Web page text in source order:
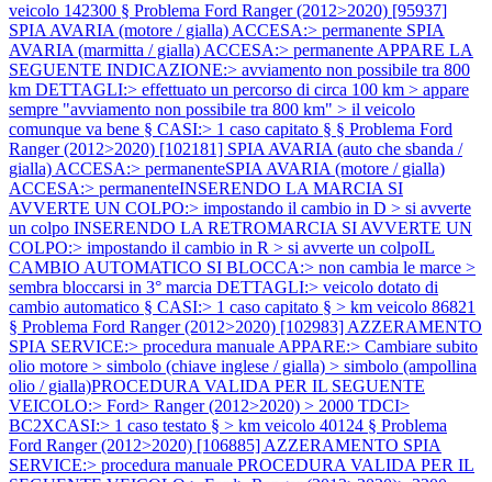
veicolo 142300 § Problema Ford Ranger (2012>2020) [95937]
SPIA AVARIA (motore / gialla) ACCESA:> permanente SPIA
AVARIA (marmitta / gialla) ACCESA:> permanente APPARE LA
SEGUENTE INDICAZIONE:> avviamento non possibile tra 800
km DETTAGLI:> effettuato un percorso di circa 100 km > appare
sempre "avviamento non possibile tra 800 km" > il veicolo
comunque va bene § CASI:> 1 caso capitato § § Problema Ford
Ranger (2012>2020) [102181] SPIA AVARIA (auto che sbanda /
gialla) ACCESA:> permanenteSPIA AVARIA (motore / gialla)
ACCESA:> permanenteINSERENDO LA MARCIA SI
AVVERTE UN COLPO:> impostando il cambio in D > si avverte
un colpo INSERENDO LA RETROMARCIA SI AVVERTE UN
COLPO:> impostando il cambio in R > si avverte un colpoIL
CAMBIO AUTOMATICO SI BLOCCA:> non cambia le marce >
sembra bloccarsi in 3° marcia DETTAGLI:> veicolo dotato di
cambio automatico § CASI:> 1 caso capitato § > km veicolo 86821
§ Problema Ford Ranger (2012>2020) [102983] AZZERAMENTO
SPIA SERVICE:> procedura manuale APPARE:> Cambiare subito
olio motore > simbolo (chiave inglese / gialla) > simbolo (ampollina
olio / gialla)PROCEDURA VALIDA PER IL SEGUENTE
VEICOLO:> Ford> Ranger (2012>2020) > 2000 TDCI>
BC2XCASI:> 1 caso testato § > km veicolo 40124 § Problema
Ford Ranger (2012>2020) [106885] AZZERAMENTO SPIA
SERVICE:> procedura manuale PROCEDURA VALIDA PER IL